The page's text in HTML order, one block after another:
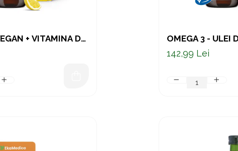
+ VITAMINA D3
& CANEPA 150
OMEGA 3 - ULEI
300 ML
142,99 Lei